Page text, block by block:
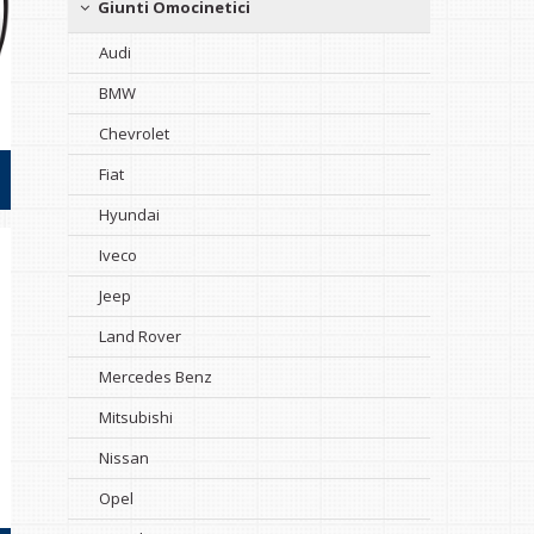
Giunti Omocinetici
Audi
BMW
Chevrolet
Fiat
Hyundai
Iveco
Jeep
Land Rover
Mercedes Benz
Mitsubishi
Nissan
Opel